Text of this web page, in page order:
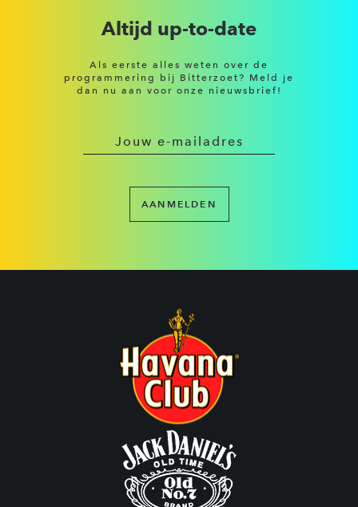
Altijd up-to-date
Als eerste alles weten over de
programmering bij Bitterzoet? Meld je
dan nu aan voor onze nieuwsbrief!
AANMELDEN